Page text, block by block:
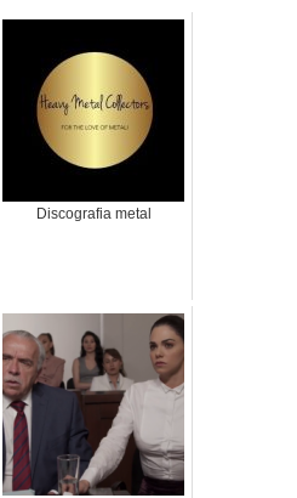
Discografia metal